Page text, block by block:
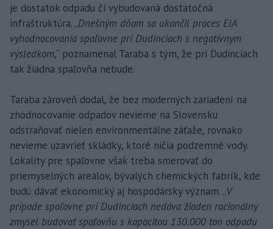
je dostatok odpadu či vybudovaná dostatočná
infraštruktúra. „Dnešným dňom sa ukončil proces EIA
vyhodnocovania spaľovne pri Dudinciach s negatívnym
výsledkom,“ poznamenal Taraba s tým, že pri Dudinciach
tak žiadna spaľovňa nebude.
Taraba zároveň dodal, že bez moderných zariadení na
zhodnocovanie odpadov nevieme na Slovensku
odstraňovať nielen environmentálne záťaže, rovnako
nevieme uzavrieť skládky, ktoré ničia podzemné vody.
Lokality pre spaľovne však treba smerovať do
priemyselných areálov, bývalých chemických fabrík, kde
budú dávať ekonomický aj hospodársky význam. „V
prípade spaľovne pri Dudinciach nedáva žiaden racionálny
zmysel budovať spaľovňu s kapacitou 130.000 ton odpadu